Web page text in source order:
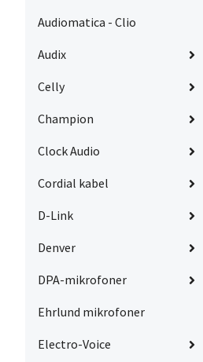
Audiomatica - Clio
Audix
Celly
Champion
Clock Audio
Cordial kabel
D-Link
Denver
DPA-mikrofoner
Ehrlund mikrofoner
Electro-Voice